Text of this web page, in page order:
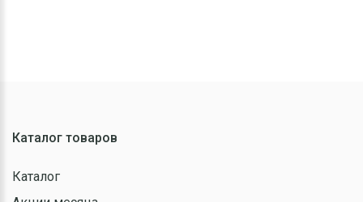
Каталог товаров
Каталог